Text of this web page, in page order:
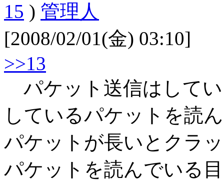
15 ) 管理人
[2008/02/01(金) 03:10]
>>13
パケット送信はして
しているパケットを読
パケットが長いとクラ
パケットを読んでいる